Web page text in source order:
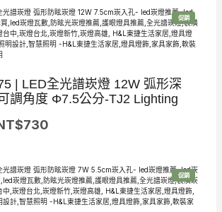
促銷特
價
商
品
| LED全光譜崁燈 12W 弧形深
調角度 Φ7.5公分-TJ2 Lighting
730目
價
格
：
促銷特
價
商
品